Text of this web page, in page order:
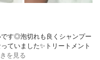
す◎泡切れも良くシャンプー
ていました✨トリートメント
を見る